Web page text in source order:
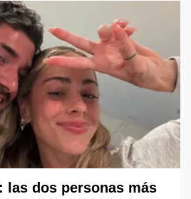
las dos personas más